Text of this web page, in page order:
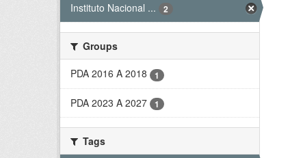
Instituto Nacional ...
2
Groups
PDA 2016 A 2018
1
PDA 2023 A 2027 1
Tags